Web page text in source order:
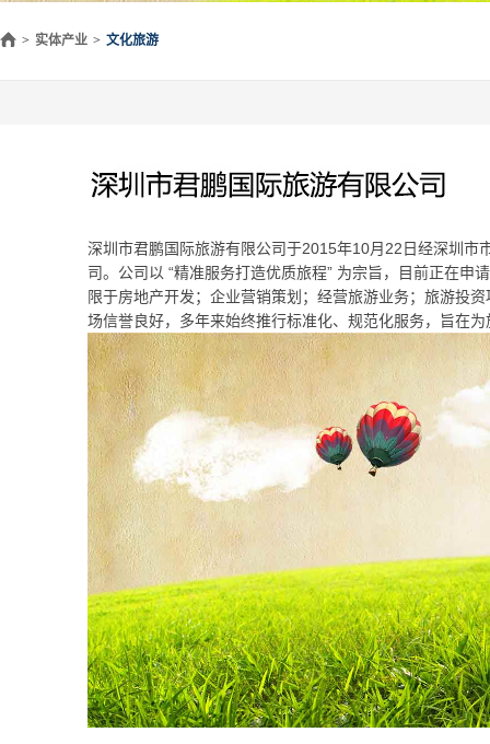
> 实体产业 > 文化旅游
深圳市君鹏国际旅游有限公司于2015年10月22日经深圳
司。公司以 “精准服务打造优质旅程” 为宗旨，目前正在
限于房地产开发；企业营销策划；经营旅游业务；旅游投
场信誉良好，多年来始终推行标准化、规范化服务，旨在